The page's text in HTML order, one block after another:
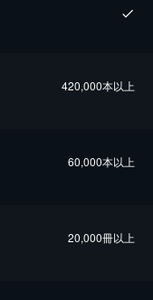
420,000本以上
60,000本以上
20,000冊以上